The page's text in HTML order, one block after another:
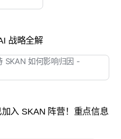
战略全解
入 SKAN 阵营！重点信息